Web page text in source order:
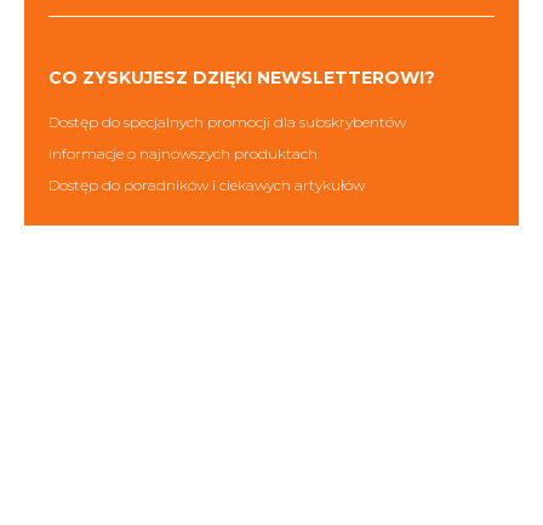
CO ZYSKUJESZ DZIĘKI NEWSLETTEROWI?
Dostęp do specjalnych promocji dla subskrybentów
Informacje o najnowszych produktach
Dostęp do poradników i ciekawych artykułów